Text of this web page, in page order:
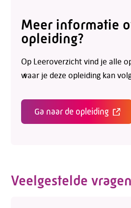
Telefoon:
088 - 329
Adviesgesprek
Meer informatie
opleiding?
Op Leeroverzicht vind je alle
waar je deze opleiding kan
Ga naar de opleiding
Veelgestelde vragen